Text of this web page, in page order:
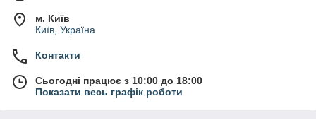
м. Київ
Київ, Україна
Контакти
Сьогодні працює з 10:00 до 18:00
Показати весь графік роботи